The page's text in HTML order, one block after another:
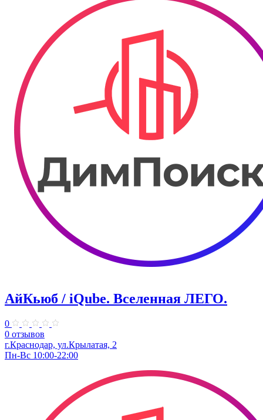
АйКьюб / iQube. Вселенная ЛЕГО.
0
0 отзывов
г.Краснодар, ул.Крылатая, 2
Пн-Вс 10:00-22:00